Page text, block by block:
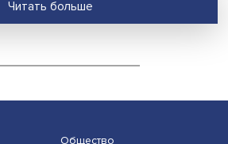
экономике динамика
неразрывно связана с